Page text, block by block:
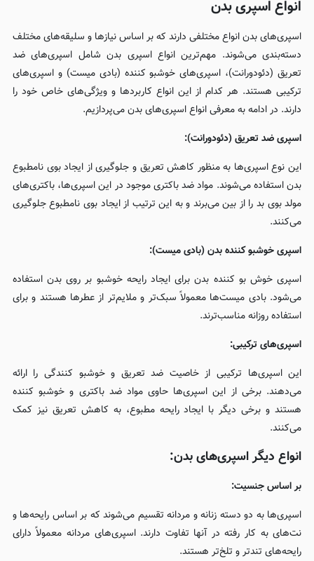
انواع اسپری بدن
اسپری‌های بدن انواع مختلفی دارند که بر اساس نیازها و سلیقه‌های مختلف
دسته‌بندی می‌شوند. مهم‌ترین انواع اسپری بدن شامل اسپری‌های ضد
تعریق (دئودورانت)، اسپری‌های خوشبو کننده (بادی میست) و اسپری‌های
ترکیبی هستند. هر کدام از این انواع کاربردها و ویژگی‌های خاص خود را
دارند. در ادامه به معرفی انواع اسپری‌های بدن می‌پردازیم.
اسپری ضد تعریق (دئودورانت):
این نوع اسپری‌ها به منظور کاهش تعریق و جلوگیری از ایجاد بوی نامطبوع
بدن استفاده می‌شوند. مواد ضد باکتری موجود در این اسپری‌ها، باکتری‌های
مولد بوی بد را از بین می‌برند و به این ترتیب از ایجاد بوی نامطبوع جلوگیری
می‌کنند.
اسپری خوشبو کننده بدن (بادی میست):
اسپری خوش بو کننده بدن برای ایجاد رایحه خوشبو بر روی بدن استفاده
می‌شود. بادی میست‌ها معمولاً سبک‌تر و ملایم‌تر از عطرها هستند و برای
استفاده روزانه مناسب‌ترند.
اسپری‌های ترکیبی:
این اسپری‌ها ترکیبی از خاصیت ضد تعریق و خوشبو کنندگی را ارائه
می‌دهند. برخی از این اسپری‌ها حاوی مواد ضد باکتری و خوشبو کننده
هستند و برخی دیگر با ایجاد رایحه مطبوع، به کاهش تعریق نیز کمک
می‌کنند.
انواع دیگر اسپری‌های بدن:
بر اساس جنسیت:
اسپری‌ها به دو دسته زنانه و مردانه تقسیم می‌شوند که بر اساس رایحه‌ها و
نت‌های به کار رفته در آنها تفاوت دارند. اسپری‌های مردانه معمولاً دارای
رایحه‌های تندتر و تلخ‌تر هستند.